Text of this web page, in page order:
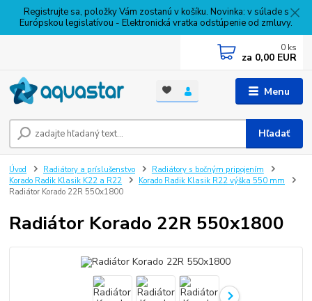
Registrujte sa, položky Vám zostanú v košíku. Novinka: v súlade s
Európskou legislatívou - Elektronická vratka odstúpenie od zmluvy.
Menu
Hľadať
0 ks
za 0,00 EUR
Úvod Radiátory a príslušenstvo
Radiátory s bočným pripojením
Korado Radik Klasik K22 a R22
Korado Radik Klasik R22 výška 550 mm
Radiátor Korado 22R 550x1800
Radiátor Korado 22R 550x1800